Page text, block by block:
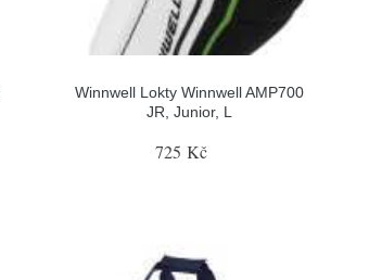
Winnwell Lokty Winnwell AMP700
JR, Junior, L
725 Kč